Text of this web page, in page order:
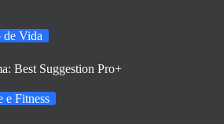
de Vida
Best Suggestion Pro+
e Fitness